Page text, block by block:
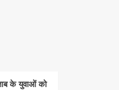
के युवाओं को